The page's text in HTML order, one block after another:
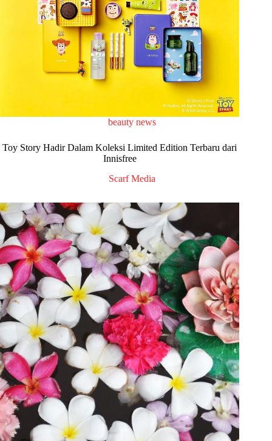
beauty news
Toy Story Hadir Dalam Koleksi Limited Edition Terbaru dari
Innisfree
Scarf Media